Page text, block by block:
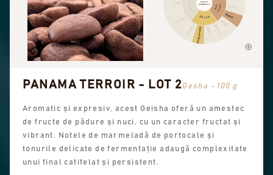
Alună
Migdală
Arahide
Dulceață generală
Arome dulci
Ceai negru
Floral
NUCICACAO
DULCE
PROFIL
AROMATIC
PANAMA TERROIR - LOT 2Gesha - 100 g
Aromatic și expresiv, acest Geisha oferă un amestec
de fructe de pădure și nuci, cu un caracter fructat și
vibrant. Notele de marmeladă de portocale și
tonurile delicate de fermentație adaugă complexitate
unui final catifelat și persistent.